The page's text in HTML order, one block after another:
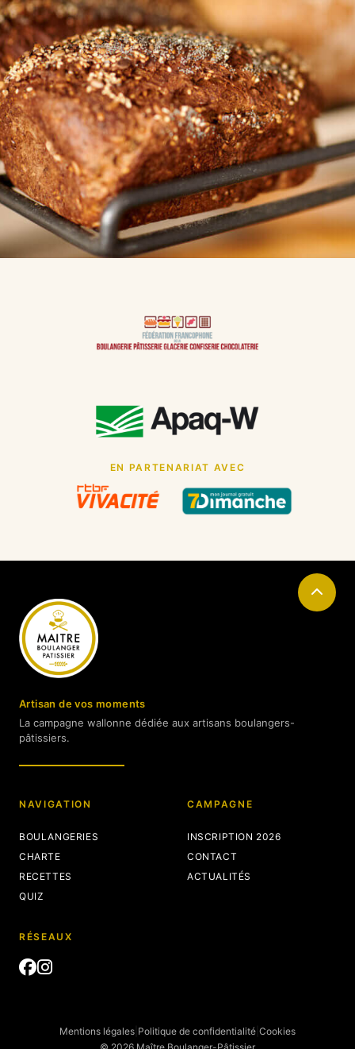
EN PARTENARIAT AVEC
Artisan de vos moments
La campagne wallonne dédiée aux artisans boulangers-
pâtissiers.
NAVIGATION
BOULANGERIES
CHARTE
RECETTES
QUIZ
CAMPAGNE
INSCRIPTION 2026
CONTACT
ACTUALITÉS
RÉSEAUX
Mentions légales Politique de confidentialité Cookies